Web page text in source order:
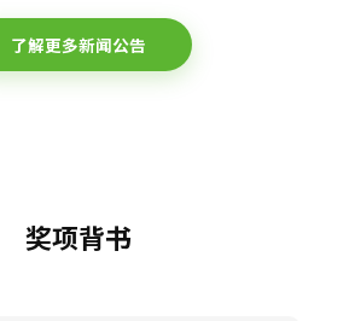
了解更多新闻公告
奖项背书